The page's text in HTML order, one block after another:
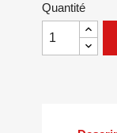
Quantité